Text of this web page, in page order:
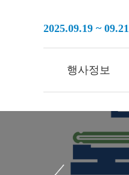
2025.09.19 ~ 09.21
행사정보